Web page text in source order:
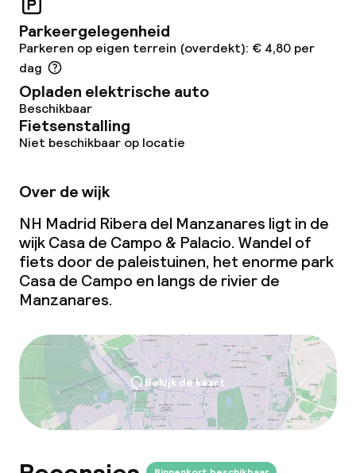
Overal rookvrij
Kleine huisdieren toegestaan (minder
dan de 5 kg)
Parkeergelegenheid
Parkeren op eigen terrein (overdekt): € 4,80 per
dag
Opladen elektrische auto
Beschikbaar
Fietsenstalling
Niet beschikbaar op locatie
Over de wijk
NH Madrid Ribera del Manzanares ligt in de
wijk Casa de Campo & Palacio. Wandel of
fiets door de paleistuinen, het enorme park
Casa de Campo en langs de rivier de
Manzanares.
Bekijk de kaart